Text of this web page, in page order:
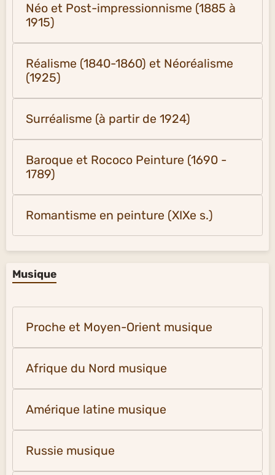
Néo et Post-impressionnisme (1885 à
1915)
Réalisme (1840-1860) et Néoréalisme
(1925)
Surréalisme (à partir de 1924)
Baroque et Rococo Peinture (1690 -
1789)
Romantisme en peinture (XIXe s.)
Musique
Proche et Moyen-Orient musique
Afrique du Nord musique
Amérique latine musique
Russie musique